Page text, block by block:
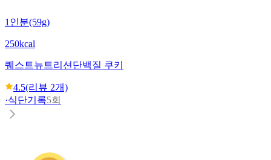
1인분(59g)
250kcal
퀘스트뉴트리션 단백질 쿠키
4.5(리뷰 2개)
·식단기록5회